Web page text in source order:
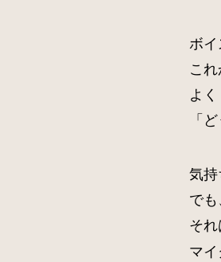
ボ
こ
よ
「
気持
で
それ
マ